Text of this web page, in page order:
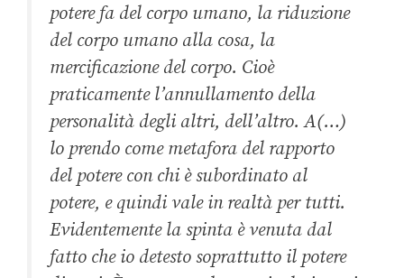
potere fa del corpo umano, la riduzione
del corpo umano alla cosa, la
mercificazione del corpo. Cioè
praticamente l’annullamento della
personalità degli altri, dell’altro. A(…)
lo prendo come metafora del rapporto
del potere con chi è subordinato al
potere, e quindi vale in realtà per tutti.
Evidentemente la spinta è venuta dal
fatto che io detesto soprattutto il potere